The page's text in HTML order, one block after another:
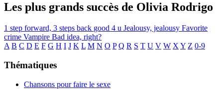
Les plus grands succès de Olivia Rodrigo
1 step forward, 3 steps back good 4 u Jealousy, jealousy Favorite
crime Vampire Bad idea, right?
A B C D E F G H I J K L M N O P Q R S T U V W X Y Z 0-9
Thématiques
Chansons pour faire le sexe